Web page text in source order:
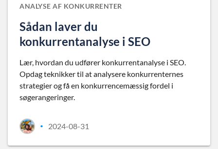
ANALYSE AF KONKURRENTER
Sådan laver du
konkurrentanalyse i SEO
Lær, hvordan du udfører konkurrentanalyse i SEO.
Opdag teknikker til at analysere konkurrenternes
strategier og få en konkurrencemæssig fordel i
søgerangeringer.
• 2024-08-31